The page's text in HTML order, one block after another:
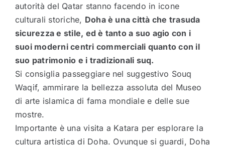
autorità del Qatar stanno facendo in icone
culturali storiche, Doha è una città che trasuda
sicurezza e stile, ed è tanto a suo agio con i
suoi moderni centri commerciali quanto con il
suo patrimonio e i tradizionali suq.
Si consiglia passeggiare nel suggestivo Souq
Waqif, ammirare la bellezza assoluta del Museo
di arte islamica di fama mondiale e delle sue
mostre.
Importante è una visita a Katara per esplorare la
cultura artistica di Doha. Ovunque si guardi, Doha